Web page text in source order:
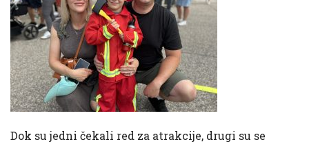
Dok su jedni čekali red za atrakcije, drugi su se